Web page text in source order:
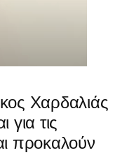
Χαρδαλιάς
τις
προκαλούν